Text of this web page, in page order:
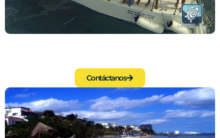
Contáctanos